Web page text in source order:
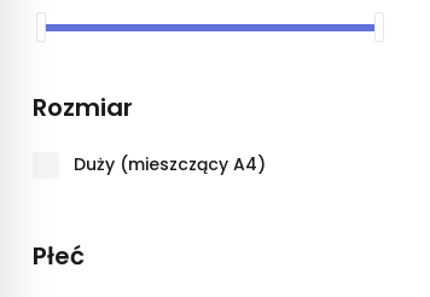
Rozmiar
Duży (mieszczący A4)
Płeć